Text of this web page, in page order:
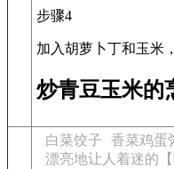
步骤4
加入胡萝卜丁和玉米
炒青豆玉米的
白菜饺子 香菜鸡蛋
漂亮地让人着迷的